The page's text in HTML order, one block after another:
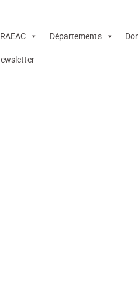
Départements